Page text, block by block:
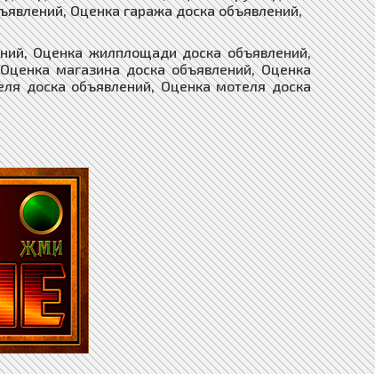
Оценка гаража доска объявлений,
Оценка жилплощади доска объявлений,
магазина доска объявлений, Оценка
доска объявлений, Оценка мотеля доска